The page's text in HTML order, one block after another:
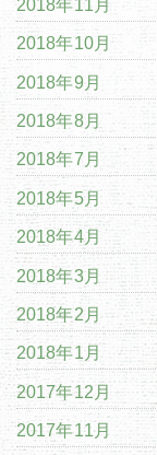
2018年11月
2018年10月
2018年9月
2018年8月
2018年7月
2018年5月
2018年4月
2018年3月
2018年2月
2018年1月
2017年12月
2017年11月